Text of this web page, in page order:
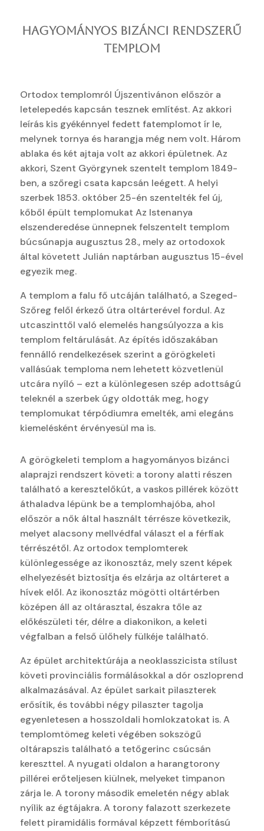
HAGYOMÁNYOS BIZÁNCI RENDSZERŰ
TEMPLOM
Ortodox templomról Újszentivánon először a
letelepedés kapcsán tesznek említést. Az akkori
leírás kis gyékénnyel fedett fatemplomot ír le,
melynek tornya és harangja még nem volt. Három
ablaka és két ajtaja volt az akkori épületnek. Az
akkori, Szent Györgynek szentelt templom 1849-
ben, a szőregi csata kapcsán leégett. A helyi
szerbek 1853. október 25-én szentelték fel új,
kőből épült templomukat Az Istenanya
elszenderedése ünnepnek felszentelt templom
búcsúnapja augusztus 28., mely az ortodoxok
által követett Julián naptárban augusztus 15-ével
egyezik meg.
A templom a falu fő utcáján található, a Szeged-
Szőreg felől érkező útra oltárterével fordul. Az
utcaszinttől való elemelés hangsúlyozza a kis
templom feltárulását. Az építés időszakában
fennálló rendelkezések szerint a görögkeleti
vallásúak temploma nem lehetett közvetlenül
utcára nyíló – ezt a különlegesen szép adottságú
teleknél a szerbek úgy oldották meg, hogy
templomukat térpódiumra emelték, ami elegáns
kiemelésként érvényesül ma is.
A görögkeleti templom a hagyományos bizánci
alaprajzi rendszert követi: a torony alatti részen
található a keresztelőkút, a vaskos pillérek között
áthaladva lépünk be a templomhajóba, ahol
először a nők által használt térrésze következik,
melyet alacsony mellvédfal választ el a férfiak
térrészétől. Az ortodox templomterek
különlegessége az ikonosztáz, mely szent képek
elhelyezését biztosítja és elzárja az oltárteret a
hívek elől. Az ikonosztáz mögötti oltártérben
középen áll az oltárasztal, északra tőle az
előkészületi tér, délre a diakonikon, a keleti
végfalban a felső ülőhely fülkéje található.
Az épület architektúrája a neoklasszicista stílust
követi provinciális formálásokkal a dór oszloprend
alkalmazásával. Az épület sarkait pilaszterek
erősítik, és további négy pilaszter tagolja
egyenletesen a hosszoldali homlokzatokat is. A
templomtömeg keleti végében sokszögű
oltárapszis található a tetőgerinc csúcsán
kereszttel. A nyugati oldalon a harangtorony
pillérei erőteljesen kiülnek, melyeket timpanon
zárja le. A torony második emeletén négy ablak
nyílik az égtájakra. A torony falazott szerkezete
felett piramidális formával képzett fémborítású